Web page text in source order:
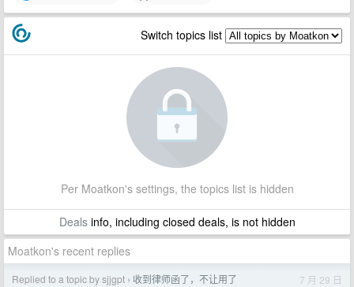
Switch topics list
Per Moatkon's settings, the topics list is hidden
Dealsinfo, including closed deals, is not hidden
Moatkon's recent replies
Replied to a topic by sjjgpt › 收到律师函了，不让用了 7 月 29 日